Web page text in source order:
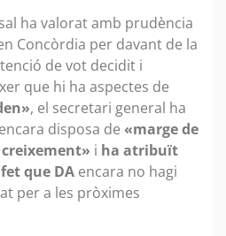
ha valorat amb prudència
Concòrdia per davant de la
de vot decidit i
que hi ha aspectes de
, el secretari general ha
disposa de «marge de
i ha atribuït
que DA encara no hagi
per a les pròximes